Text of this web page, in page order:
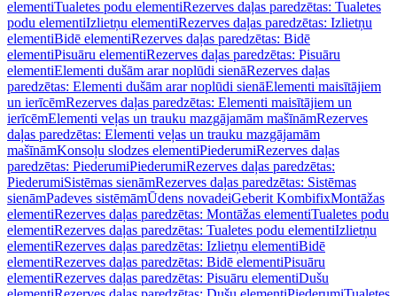
elementiTualetes podu elementiRezerves daļas paredzētas: Tualetes
podu elementiIzlietņu elementiRezerves daļas paredzētas: Izlietņu
elementiBidē elementiRezerves daļas paredzētas: Bidē
elementiPisuāru elementiRezerves daļas paredzētas: Pisuāru
elementiElementi dušām arar noplūdi sienāRezerves daļas
paredzētas: Elementi dušām arar noplūdi sienāElementi maisītājiem
un ierīcēmRezerves daļas paredzētas: Elementi maisītājiem un
ierīcēmElementi veļas un trauku mazgājamām mašīnāmRezerves
daļas paredzētas: Elementi veļas un trauku mazgājamām
mašīnāmKonsoļu slodzes elementiPiederumiRezerves daļas
paredzētas: PiederumiPiederumiRezerves daļas paredzētas:
PiederumiSistēmas sienāmRezerves daļas paredzētas: Sistēmas
sienāmPadeves sistēmāmŪdens novadeiGeberit KombifixMontāžas
elementiRezerves daļas paredzētas: Montāžas elementiTualetes podu
elementiRezerves daļas paredzētas: Tualetes podu elementiIzlietņu
elementiRezerves daļas paredzētas: Izlietņu elementiBidē
elementiRezerves daļas paredzētas: Bidē elementiPisuāru
elementiRezerves daļas paredzētas: Pisuāru elementiDušu